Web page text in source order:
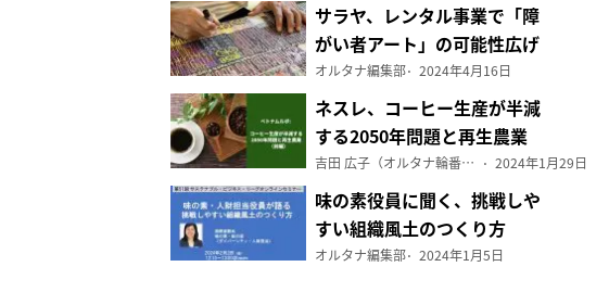
サラヤ、レンタル事業で「障
がい者アート」の可能性広げ
る
オルタナ編集部 2024年4月16日
ネスレ、コーヒー生産が半減
する2050年問題と再生農業
（前編）
吉田 広子（オルタナ輪番編集長） 2024年1月29日
味の素役員に聞く、挑戦しや
すい組織風土のつくり方
オルタナ編集部 2024年1月5日